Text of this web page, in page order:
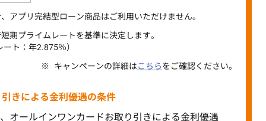
アプリ完結型ローン商品はご利用いただけません。
期プライムレートを基準に決定します。
ト：年2.875％）
キャンペーンの詳細はこちらをご確認ください。
きによる金利優遇の条件
オールインワンカードお取り引きによる金利優遇